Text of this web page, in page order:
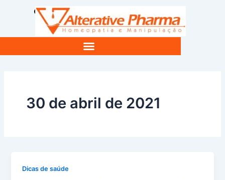
Pesquisar
30 de abril de 2021
Dicas de saúde